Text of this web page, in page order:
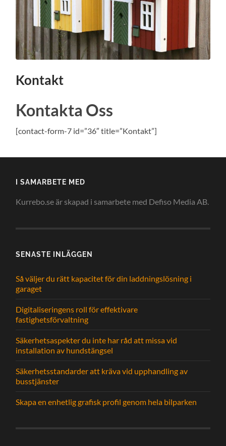
Kontakt
Kontakta Oss
[contact-form-7 id=”36″ title=”Kontakt”]
I SAMARBETE MED
Kurrebo.se är skapad i samarbete med Defiso Media AB.
SENASTE INLÄGGEN
Så väljer du rätt kapacitet för din laddningslösning i
garaget
Digitaliseringens roll för effektivare
fastighetsförvaltning
Säkerhetsaspekter du inte har råd att missa vid
installation av hundstängsel
Säkerhetsstandarder att kräva vid upphandling av
busstjänster
Skapa en enhetlig grafisk profil genom hela bilparken